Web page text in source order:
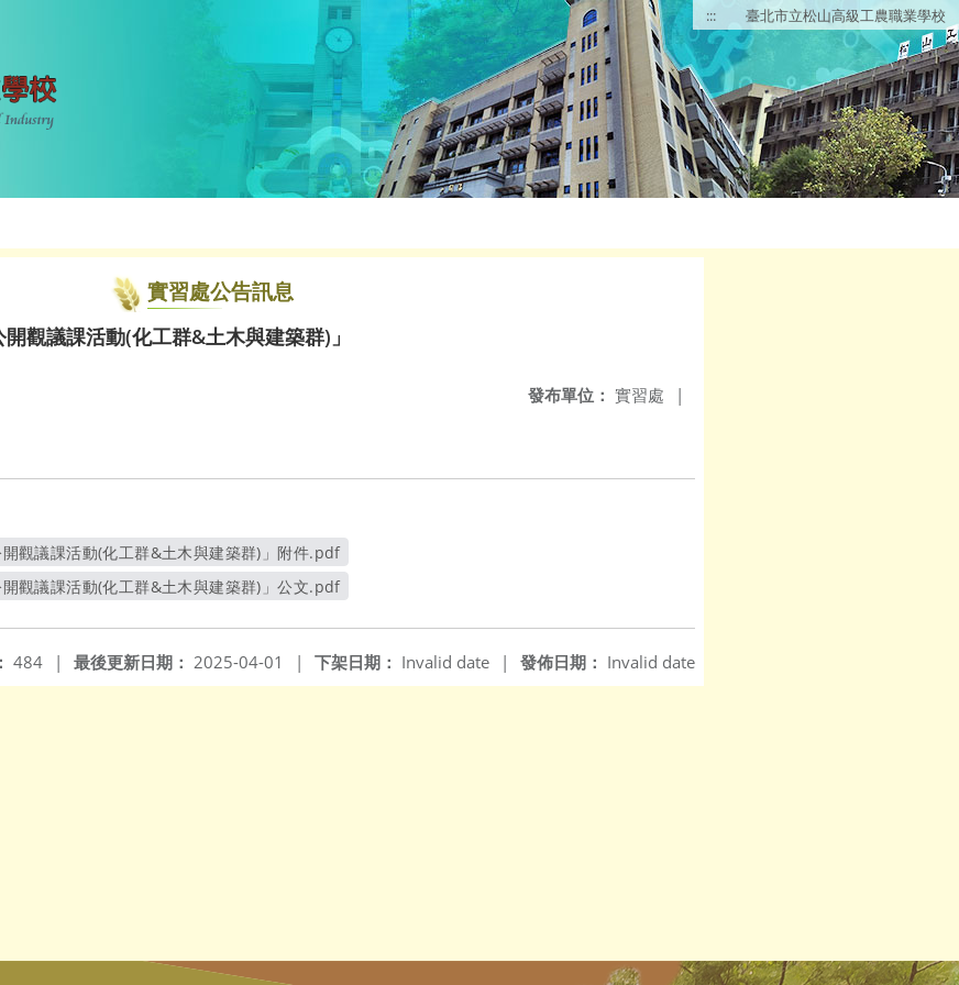
::: 臺北市立松山高級工農職業學校
實習處公告訊息
觀議課活動(化工群&土木與建築群)」
發布單位： 實習處 |
觀議課活動(化工群&土木與建築群)」附件.pdf
另開新視窗
觀議課活動(化工群&土木與建築群)」公文.pdf
發佈日期： Invalid date
下架日期： Invalid date |
最後更新日期： 2025-04-01 |
484 |